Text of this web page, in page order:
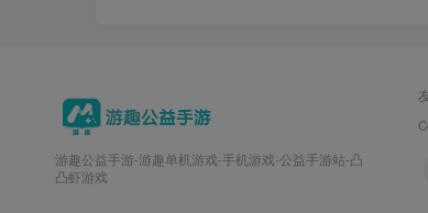
游趣公益手游-游趣单机游戏-手机游戏-公益手游站-凸
凸虾游戏